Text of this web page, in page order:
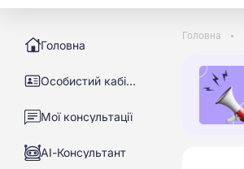
Головна
Особистий кабінет
Мої консультації
АІ-Консультант
Головна